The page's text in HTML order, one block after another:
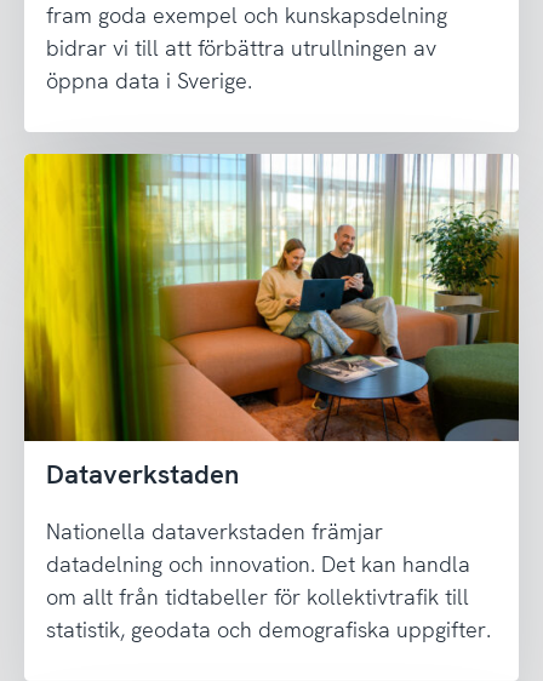
fram goda exempel och kunskapsdelning
bidrar vi till att förbättra utrullningen av
öppna data i Sverige.
Dataverkstaden
Nationella dataverkstaden främjar
datadelning och innovation. Det kan handla
om allt från tidtabeller för kollektivtrafik till
statistik, geodata och demografiska uppgifter.